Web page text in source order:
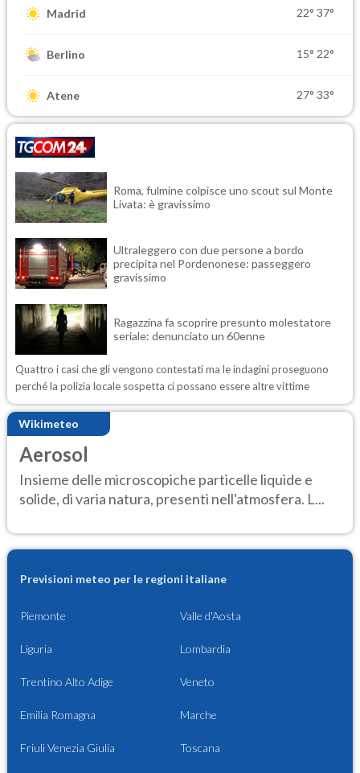
Madrid 22° 37°
Berlino 15° 22°
Atene 27° 33°
Roma, fulmine colpisce uno scout sul Monte
Livata: è gravissimo
Ultraleggero con due persone a bordo
precipita nel Pordenonese: passeggero
gravissimo
Ragazzina fa scoprire presunto molestatore
seriale: denunciato un 60enne
Quattro i casi che gli vengono contestati ma le indagini proseguono
perché la polizia locale sospetta ci possano essere altre vittime
Wikimeteo
Aerosol
Insieme delle microscopiche particelle liquide e
solide, di varia natura, presenti nell'atmosfera. L...
Previsioni meteo per le regioni italiane
Piemonte Valle d'Aosta
Liguria Lombardia
Trentino Alto Adige Veneto
Emilia Romagna Marche
Friuli Venezia Giulia Toscana